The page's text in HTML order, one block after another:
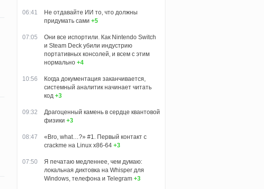
06:41
Не отдавайте ИИ то, что должны
придумать сами +5
07:05
Они все испортили. Как Nintendo Switch
и Steam Deck убили индустрию
портативных консолей, и всем с этим
нормально +4
10:56
Когда документация заканчивается,
системный аналитик начинает читать
код +3
09:32
Драгоценный камень в сердце квантовой
физики +3
08:47
«Bro, what…?» #1. Первый контакт с
crackme на Linux x86-64 +3
07:50
Я печатаю медленнее, чем думаю:
локальная диктовка на Whisper для
Windows, телефона и Telegram +3